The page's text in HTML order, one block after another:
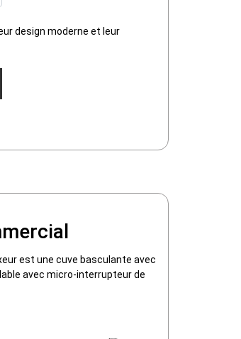
design moderne et leur
est une cuve basculante avec
avec micro-interrupteur de